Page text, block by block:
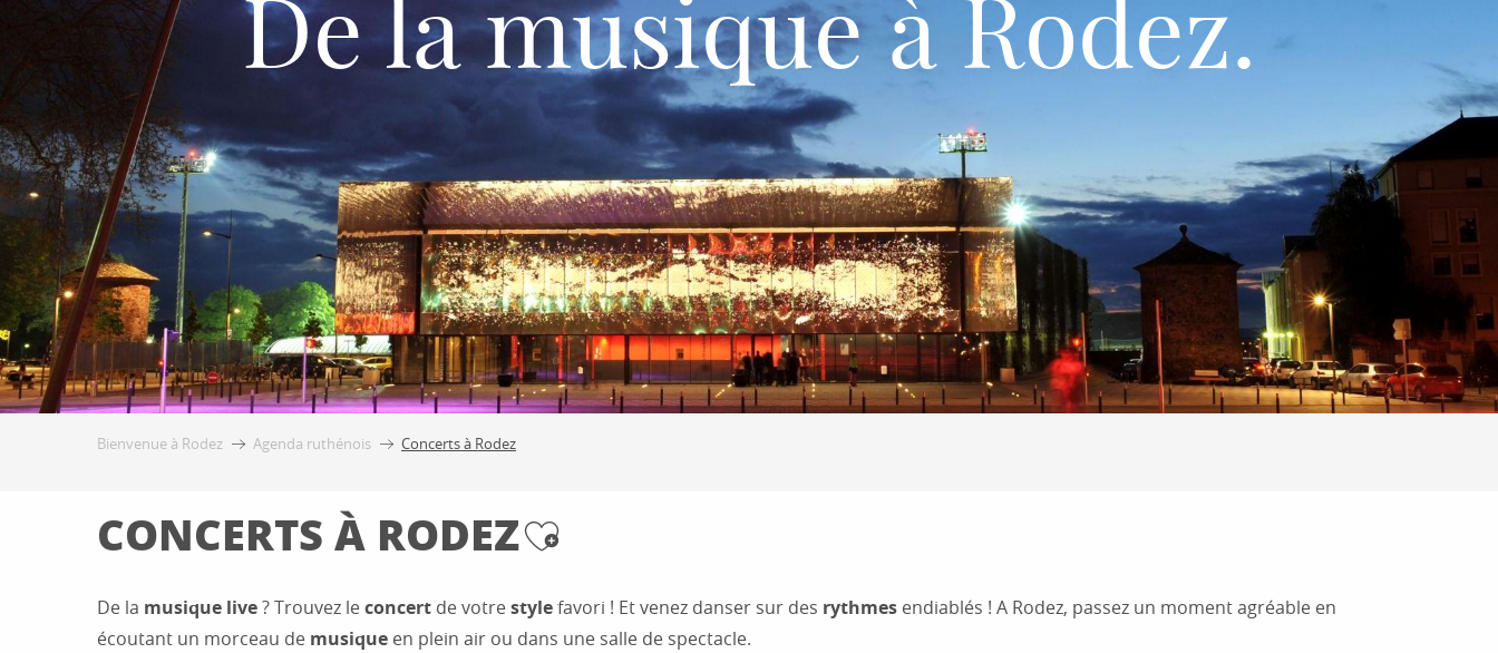
De la musique à Rodez.
Bienvenue à Rodez Agenda ruthénois Concerts à Rodez
CONCERTS À RODEZ
Ajouter aux favoris
De la musique live? Trouvez leconcert de votrestylefavori ! Et venez danser sur des rythmes endiablés ! A Rodez, passez un moment agréable en
écoutant un morceau de musique en plein air ou dans une salle de spectacle.